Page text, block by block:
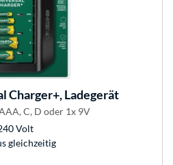
Charger+, Ladegerät
C, D oder 1x 9V
Volt
gleichzeitig